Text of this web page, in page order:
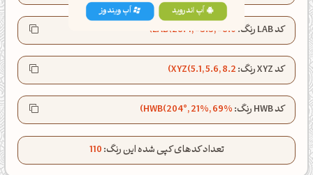
کد LAB رنگ: LAB(28.4, -3.3, -8.0)
کد XYZ رنگ: XYZ(5.1, 5.6, 8.2)
کد HWB رنگ: HWB(204°, 21%, 69%)
تعداد کدهای کپی شده این رنگ:110
اَپ اندروید